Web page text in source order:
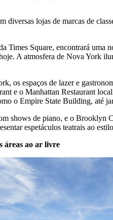
diversas lojas de marcas de
Times Square, encontrará
A atmosfera de Nova York
os espaços de lazer e
e o Manhattan Restaurant
o Empire State Building, até
shows de piano, e o Brooklyn
espetáculos teatrais ao
áreas ao ar livre